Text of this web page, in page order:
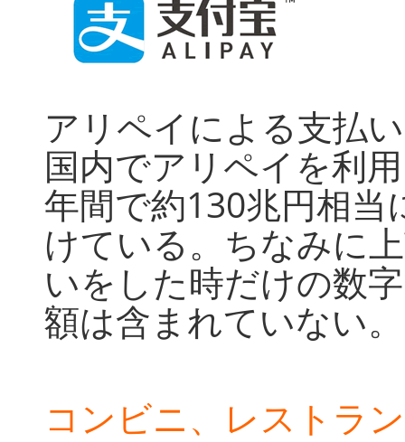
アリペイによる支払
国内でアリペイを利
年間で約130兆円相
けている。ちなみに
いをした時だけの数
額は含まれていない。
コンビニ、レストラ